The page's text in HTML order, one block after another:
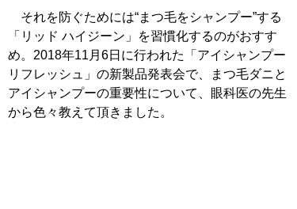
それを防ぐためには“まつ毛をシャンプー”する
「リッド ハイジーン」を習慣化するのがおすす
め。2018年11月6日に行われた「アイシャンプー
リフレッシュ」の新製品発表会で、まつ毛ダニと
アイシャンプーの重要性について、眼科医の先生
から色々教えて頂きました。